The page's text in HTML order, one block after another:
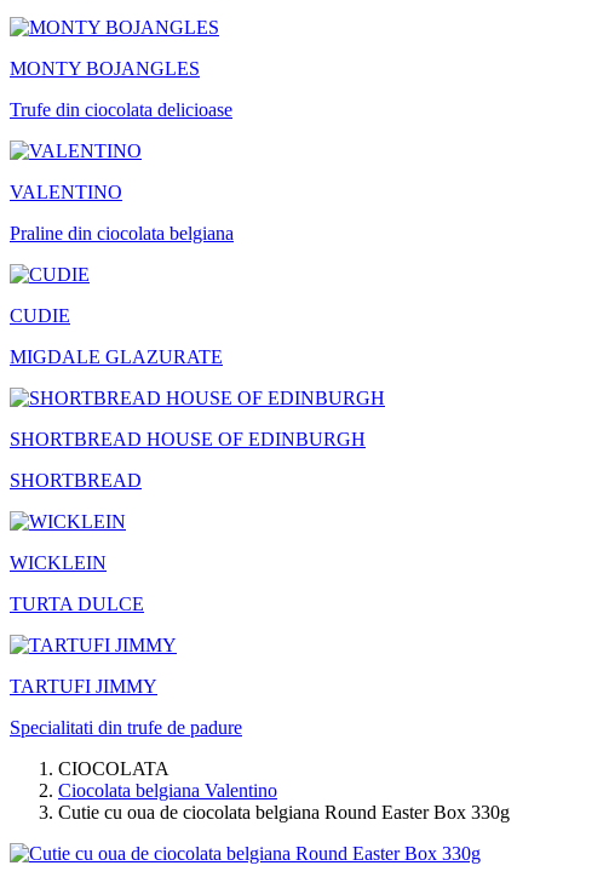
MONTY BOJANGLES
Trufe din ciocolata delicioase
VALENTINO
Praline din ciocolata belgiana
CUDIE
MIGDALE GLAZURATE
SHORTBREAD HOUSE OF EDINBURGH
SHORTBREAD
WICKLEIN
TURTA DULCE
TARTUFI JIMMY
Specialitati din trufe de padure
CIOCOLATA
Ciocolata belgiana Valentino
Cutie cu oua de ciocolata belgiana Round Easter Box 330g